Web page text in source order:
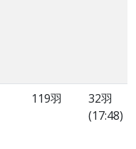
119羽
32羽
(17:48)